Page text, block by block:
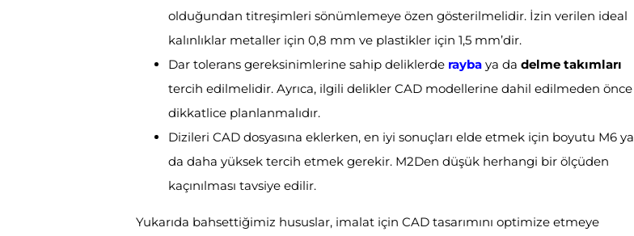
olduğundan titreşimleri sönümlemeye özen gösterilmelidir. İzin verilen ideal
kalınlıklar metaller için 0,8 mm ve plastikler için 1,5 mm’dir.
Dar tolerans gereksinimlerine sahip deliklerderayba ya da delme takımları
tercih edilmelidir. Ayrıca, ilgili delikler CAD modellerine dahil edilmeden önce
dikkatlice planlanmalıdır.
Dizileri CAD dosyasına eklerken, en iyi sonuçları elde etmek için boyutu M6 ya
da daha yüksek tercih etmek gerekir. M2Den düşük herhangi bir ölçüden
kaçınılması tavsiye edilir.
Yukarıda bahsettiğimiz hususlar, imalat için CAD tasarımını optimize etmeye